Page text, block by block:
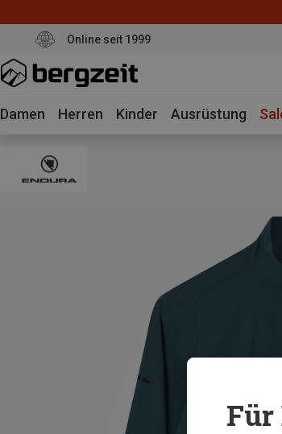
Online seit 1999
Damen Herren Kinder Ausrüstung
Für